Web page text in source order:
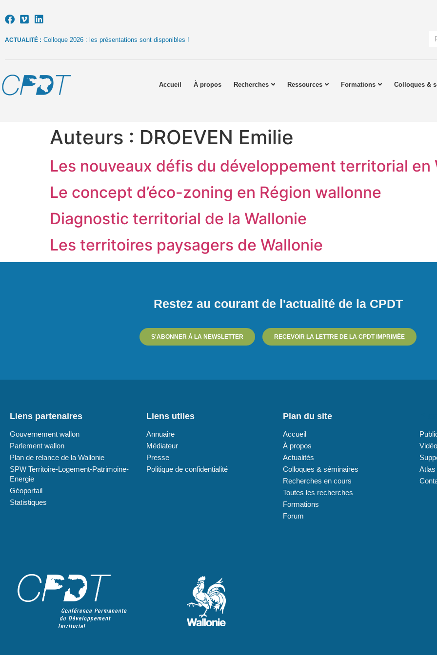
ACTUALITÉ : Colloque 2026 : les présentations sont disponibles !
Accueil À propos Recherches Ressources Formations Colloques &
Auteurs : DROEVEN Emilie
Les nouveaux défis du développement territorial en
Le concept d’éco-zoning en Région wallonne
Diagnostic territorial de la Wallonie
Les territoires paysagers de Wallonie
Restez au courant de l'actualité de la CPDT
S'ABONNER À LA NEWSLETTER RECEVOIR LA LETTRE DE LA CPDT IMPRIMÉE
Liens partenaires
Gouvernement wallon
Parlement wallon
Plan de relance de la Wallonie
SPW Territoire-Logement-Patrimoine-
Energie
Géoportail
Statistiques
Liens utiles
Annuaire
Médiateur
Presse
Politique de confidentialité
Plan du site
Accueil
À propos
Actualités
Colloques & séminaires
Recherches en cours
Toutes les recherches
Formations
Forum
Atlas